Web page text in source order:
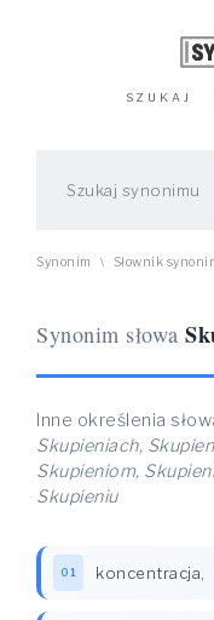
SZUKAJ
Synonim \ Słownik
Synonim słowa
Inne określenia
Skupieniach,
Skupieniom,
Skupieniu
01 koncentracja